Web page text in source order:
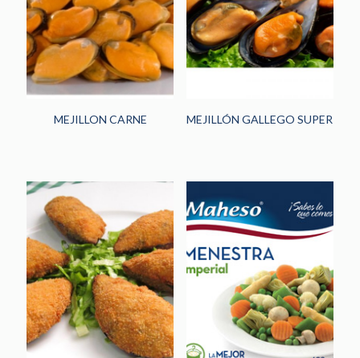
MEJILLON CARNE MEJILLÓN GALLEGO SUPER